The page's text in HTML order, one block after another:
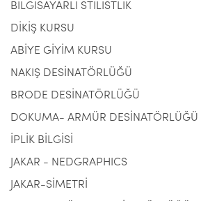
BİLGİSAYARLI STİLİSTLİK
DİKİŞ KURSU
ABİYE GİYİM KURSU
NAKIŞ DESİNATÖRLÜĞÜ
BRODE DESİNATÖRLÜĞÜ
DOKUMA- ARMÜR DESİNATÖRLÜĞÜ
İPLİK BİLGİSİ
JAKAR - NEDGRAPHICS
JAKAR-SİMETRİ